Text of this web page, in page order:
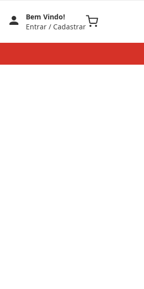
Bem Vindo!
Entrar / Cadastrar
Meu Carrinho